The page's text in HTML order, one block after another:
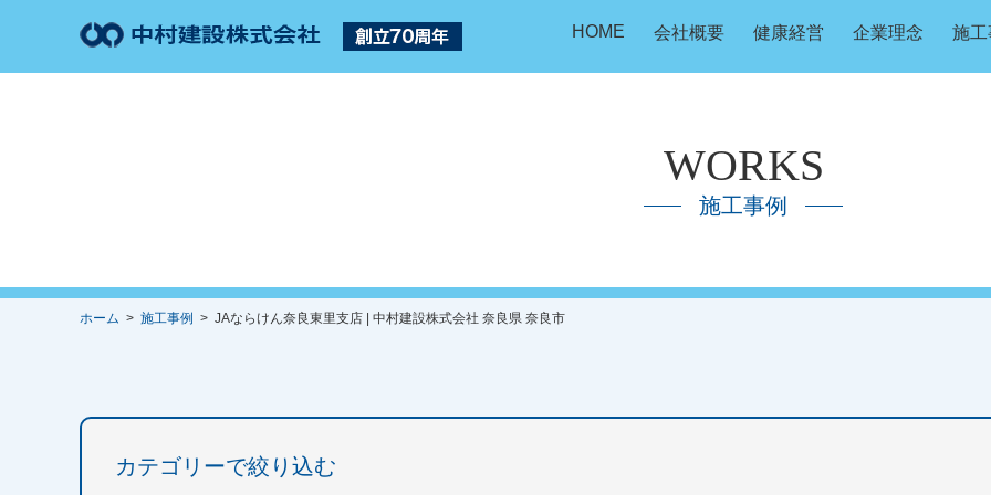
HOME 会社概要 健康経営 企業理念 施
WORKS
施工事例
ホーム > 施工事例 > JAならけん奈良東里支店 | 中村建設株式会社 奈良県 奈良市
カテゴリーで絞り込む